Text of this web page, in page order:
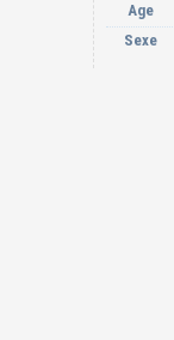
Age
Sexe